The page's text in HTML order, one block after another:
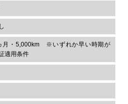
月・5,000km ※いずれか早い時期が
適用条件